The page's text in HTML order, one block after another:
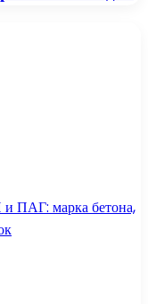
ПАГ: марка бетона,